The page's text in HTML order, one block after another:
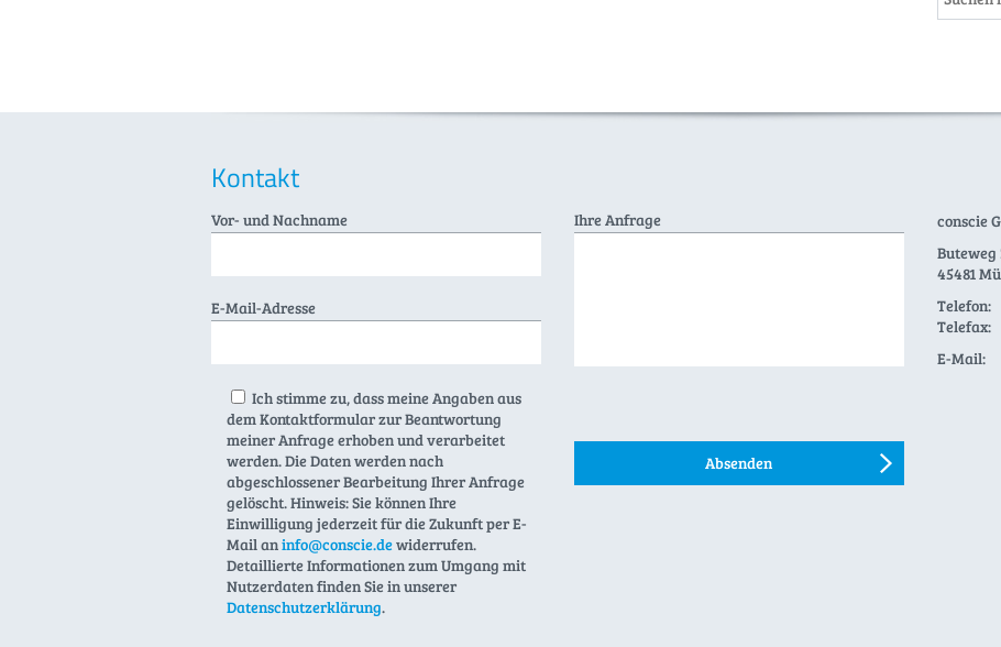
Kontakt
Vor- und Nachname
E-Mail-Adresse
Ihre Anfrage
Ich stimme zu, dass meine Angaben aus
dem Kontaktformular zur Beantwortung
meiner Anfrage erhoben und verarbeitet
werden. Die Daten werden nach
abgeschlossener Bearbeitung Ihrer Anfrage
gelöscht. Hinweis: Sie können Ihre
Einwilligung jederzeit für die Zukunft per E-
Mail aninfo@conscie.dewiderrufen.
Detaillierte Informationen zum Umgang mit
Nutzerdaten finden Sie in unserer
Datenschutzerklärung.
conscie
Buteweg
45481
Telefon:
Telefax:
E-Mail: